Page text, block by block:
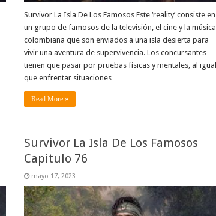
Survivor La Isla De Los Famosos Este ‘reality’ consiste en
un grupo de famosos de la televisión, el cine y la música
colombiana que son enviados a una isla desierta para
vivir una aventura de supervivencia. Los concursantes
tienen que pasar por pruebas físicas y mentales, al igual
que enfrentar situaciones …
Read More »
Survivor La Isla De Los Famosos
Capitulo 76
mayo 17, 2023